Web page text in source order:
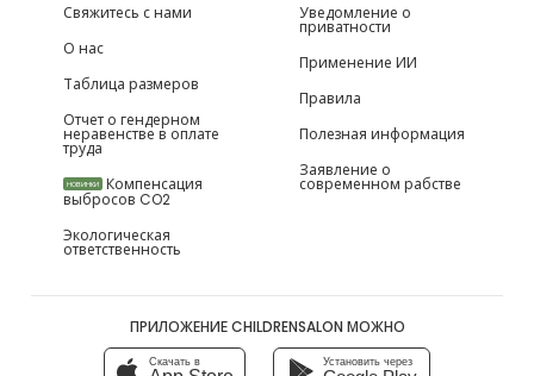
Свяжитесь с нами
О нас
Таблица размеров
Отчет о гендерном
неравенстве в оплате
труда
НОВИНКИ Компенсация
выбросов CO2
Экологическая
ответственность
Уведомление о
приватности
Применение ИИ
Правила
Полезная информация
Заявление о
современном рабстве
ПРИЛОЖЕНИЕ CHILDRENSALON МОЖНО
Скачать в Установить через